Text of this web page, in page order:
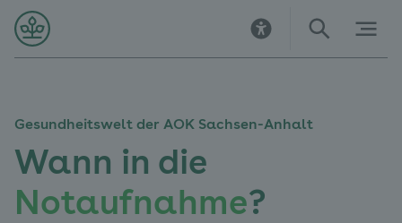
Direkt
zur
Direkt
zur
Direkt
zum
Direkt
Direkt
zur
Direkt
zur
Gesundheitswelt der AOK Sachsen-Anhalt
Wann in die
Notaufnahme?